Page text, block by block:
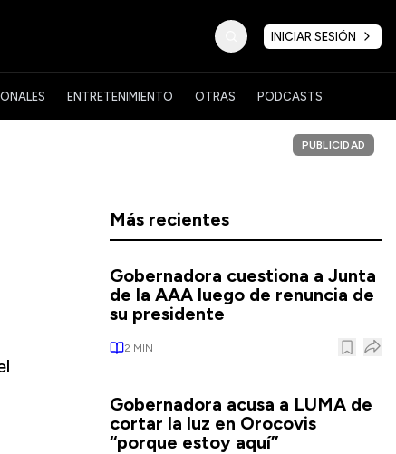
INICIAR SESIÓN
ENTRETENIMIENTO OTRAS PODCASTS
PUBLICIDAD
Más recientes
Gobernadora cuestiona a Junta
de la AAA luego de renuncia de
su presidente
2 MIN
Gobernadora acusa a LUMA de
cortar la luz en Orocovis
“porque estoy aquí”